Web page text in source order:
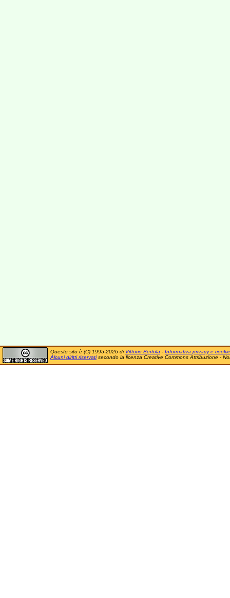
Questo sito è (C) 1995-2026 di Vittorio Bertola - Informativa privacy e cookie
Alcuni diritti riservatisecondo la licenza Creative Commons Attribuzione -